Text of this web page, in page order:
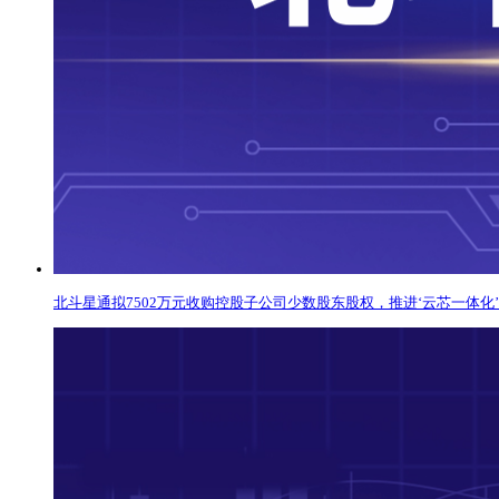
北斗星通拟7502万元收购控股子公司少数股东股权，推进‘云芯一体化